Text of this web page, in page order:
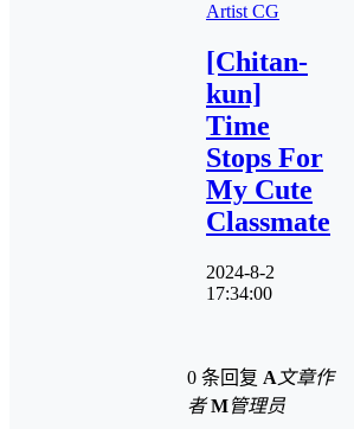
Artist CG
[Chitan-
kun]
Time
Stops For
My Cute
Classmate
2024-8-2
17:34:00
0 条回复 A 文章作
者 M管理员